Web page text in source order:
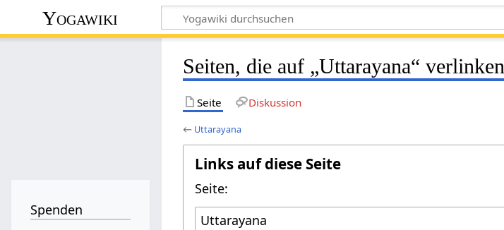
Yogawiki
Seiten, die auf „Uttarayana“ verlinken
Seite Diskussion
← Uttarayana
Links auf diese Seite
Seite:
Spenden